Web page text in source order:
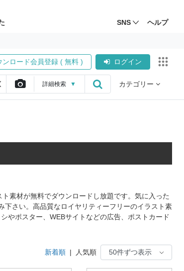
SNS ヘルプ
ンロード会員登録 ( 無料 ) ログイン
詳細検索 ▼ カテゴリー
素材が無料でダウンロードし放題です。気に入った
さい。高品質なロイヤリティーフリーのイラスト素
やポスター、WEBサイトなどの広告、ポストカード
新着順 | 人気順